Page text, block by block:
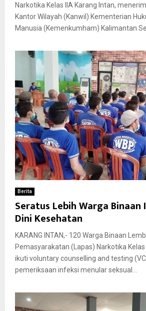
Narkotika Kelas IIA Karang Intan,
Kantor Wilayah (Kanwil) Kementerian
Manusia (Kemenkumham) Kalimantan
Berita
Seratus Lebih Warga
Dini Kesehatan
KARANG INTAN,- 120 Warga Binaan
Pemasyarakatan (Lapas) Narkotika Kelas
ikuti voluntary counselling and testing
pemeriksaan infeksi menular seksual...